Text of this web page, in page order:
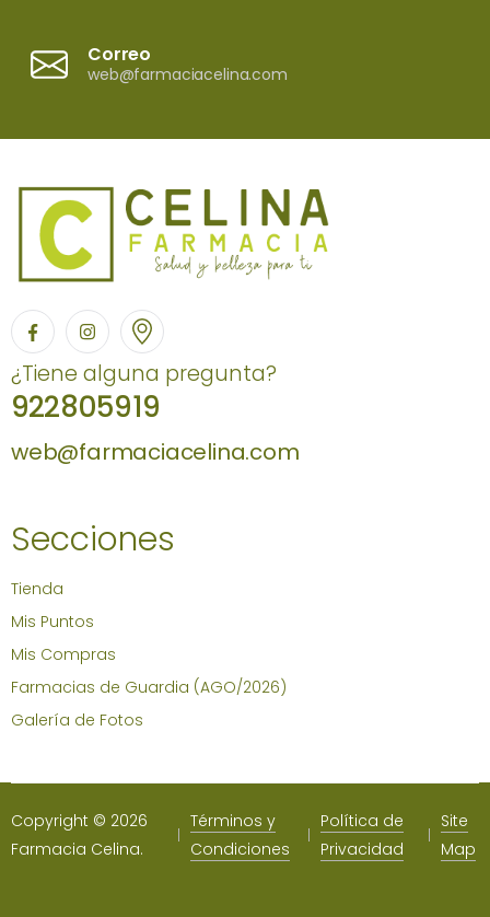
Correo
web@farmaciacelina.com
¿Tiene alguna pregunta?
922805919
web@farmaciacelina.com
Secciones
Tienda
Mis Puntos
Mis Compras
Farmacias de Guardia (AGO/2026)
Galería de Fotos
Copyright © 2026
Farmacia Celina.
Términos y
Condiciones
Política de
Privacidad
Site
Map